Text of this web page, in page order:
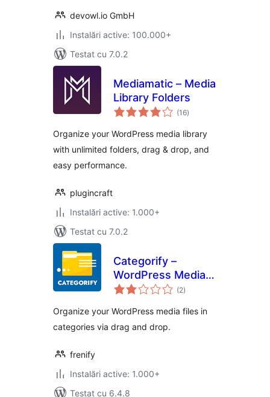
devowl.io GmbH
Instalări active: 100.000+
Testat cu 7.0.2
Mediamatic – Media
Library Folders
(16total
aprecieri
)
Organize your WordPress media library
with unlimited folders, drag & drop, and
easy performance.
plugincraft
Instalări active: 1.000+
Testat cu 7.0.2
Categorify –
WordPress Media
Library Category &
(2total
aprecieri
)
Organize your WordPress media files in
categories via drag and drop.
frenify
Instalări active: 1.000+
Testat cu 6.4.8